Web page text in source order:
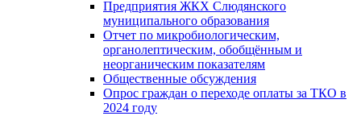
Предприятия ЖКХ Слюдянского
муниципального образования
Отчет по микробиологическим,
органолептическим, обобщённым и
неорганическим показателям
Общественные обсуждения
Опрос граждан о переходе оплаты за ТКО в
2024 году